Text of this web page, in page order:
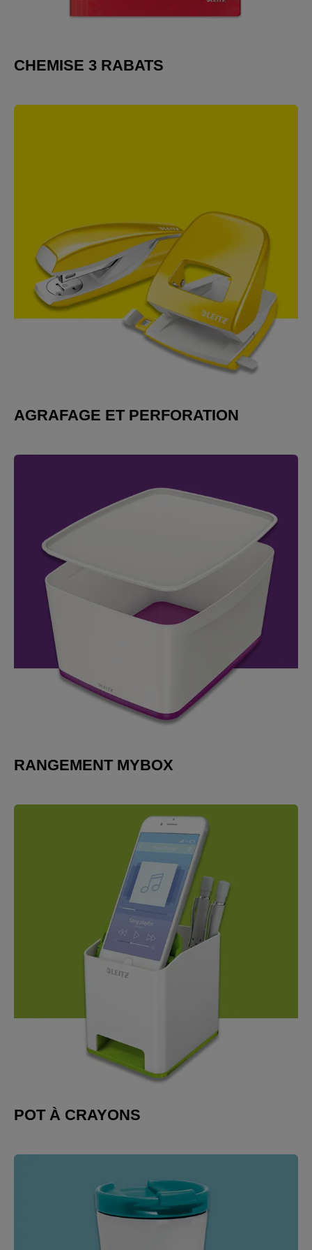
CHEMISE 3 RABATS
AGRAFAGE ET PERFORATION
RANGEMENT MYBOX
POT À CRAYONS